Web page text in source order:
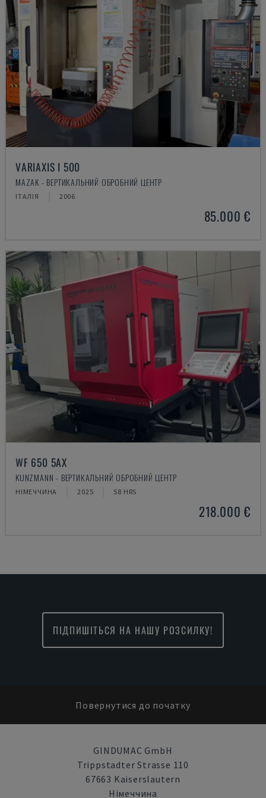
VARIAXIS I 500
MAZAK - ВЕРТИКАЛЬНИЙ ОБРОБНИЙ ЦЕНТР
ІТАЛІЯ 2006
85.000 €
WF 650 5AX
KUNZMANN - ВЕРТИКАЛЬНИЙ ОБРОБНИЙ ЦЕНТР
НІМЕЧЧИНА 2025 58 HRS
218.000 €
ПІДПИШІТЬСЯ НА НАШУ РОЗСИЛКУ!
Повернутися до початку
GINDUMAC GmbH
Trippstadter Strasse 110
67663 Kaiserslautern
Німеччина